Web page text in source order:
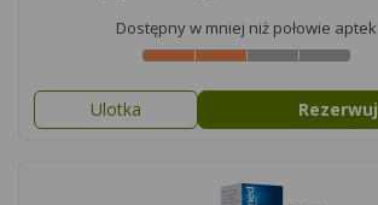
Dostępny w mniej niż połowie aptek
Ulotka Rezerwuj